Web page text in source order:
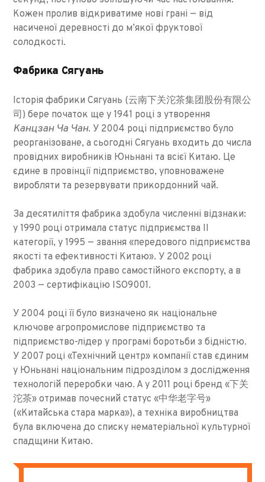
Кожен пролив відкриватиме нові грані — від
насиченої деревності до м’якої фруктової
солодкості.
Фабрика Сягуань
Історія фабрики Сягуань (云南下关沱茶集团股份有限公
司) бере початок ще у 1941 році з утворення
Канцзан Ча Чан. У 2004 році підприємство було
реорганізоване, а сьогодні Сягуань входить до числа
провідних виробників Юньнані та всієї Китаю. Це
єдине в провінції підприємство, уповноважене
виробляти та резервувати прикордонний чай.
За десятиліття фабрика здобула численні відзнаки:
у 1990 році отримала статус підприємства II
категорії, у 1995 — звання «передового підприємства
якості та ефективності Китаю». У 2002 році
фабрика здобула право самостійного експорту, а в
2003 — сертифікацію ISO9001.
У 2004 році її було визначено як національне
ключове агропромислове підприємство та
підприємство-лідер у програмі боротьби з бідністю.
У 2007 році «Технічний центр» компанії став єдиним
у Юньнані національним підрозділом з дослідження
технологій переробки чаю. А у 2011 році бренд «下关
沱茶» отримав почесний статус «中华老字号»
(«Китайська стара марка»), а техніка виробництва
була включена до списку нематеріальної культурної
спадщини Китаю.